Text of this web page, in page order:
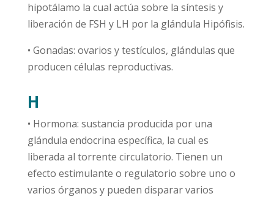
hipotálamo la cual actúa sobre la síntesis y
liberación de FSH y LH por la glándula Hipófisis.
• Gonadas: ovarios y testículos, glándulas que
producen células reproductivas.
H
• Hormona: sustancia producida por una
glándula endocrina específica, la cual es
liberada al torrente circulatorio. Tienen un
efecto estimulante o regulatorio sobre uno o
varios órganos y pueden disparar varios